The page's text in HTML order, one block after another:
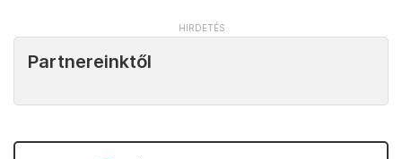
Partnereinktől